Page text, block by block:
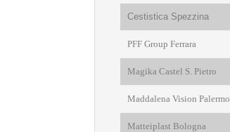
Cestistica Spezzina
PFF Group Ferrara
Magika Castel S. Pietro
Maddalena Vision Palermo
Matteiplast Bologna